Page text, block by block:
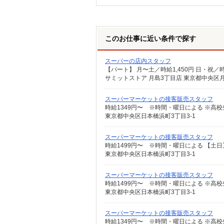
このお仕事に近い条件で探す
スーパーの店内スタッフ
サミットストア 月島3丁目店 東京都中央区
スーパーマーケットの接客販売スタッフ
東京都中央区日本橋浜町3丁目3-1
スーパーマーケットの接客販売スタッフ
東京都中央区日本橋浜町3丁目3-1
スーパーマーケットの接客販売スタッフ
東京都中央区日本橋浜町3丁目3-1
スーパーマーケットの接客販売スタッフ